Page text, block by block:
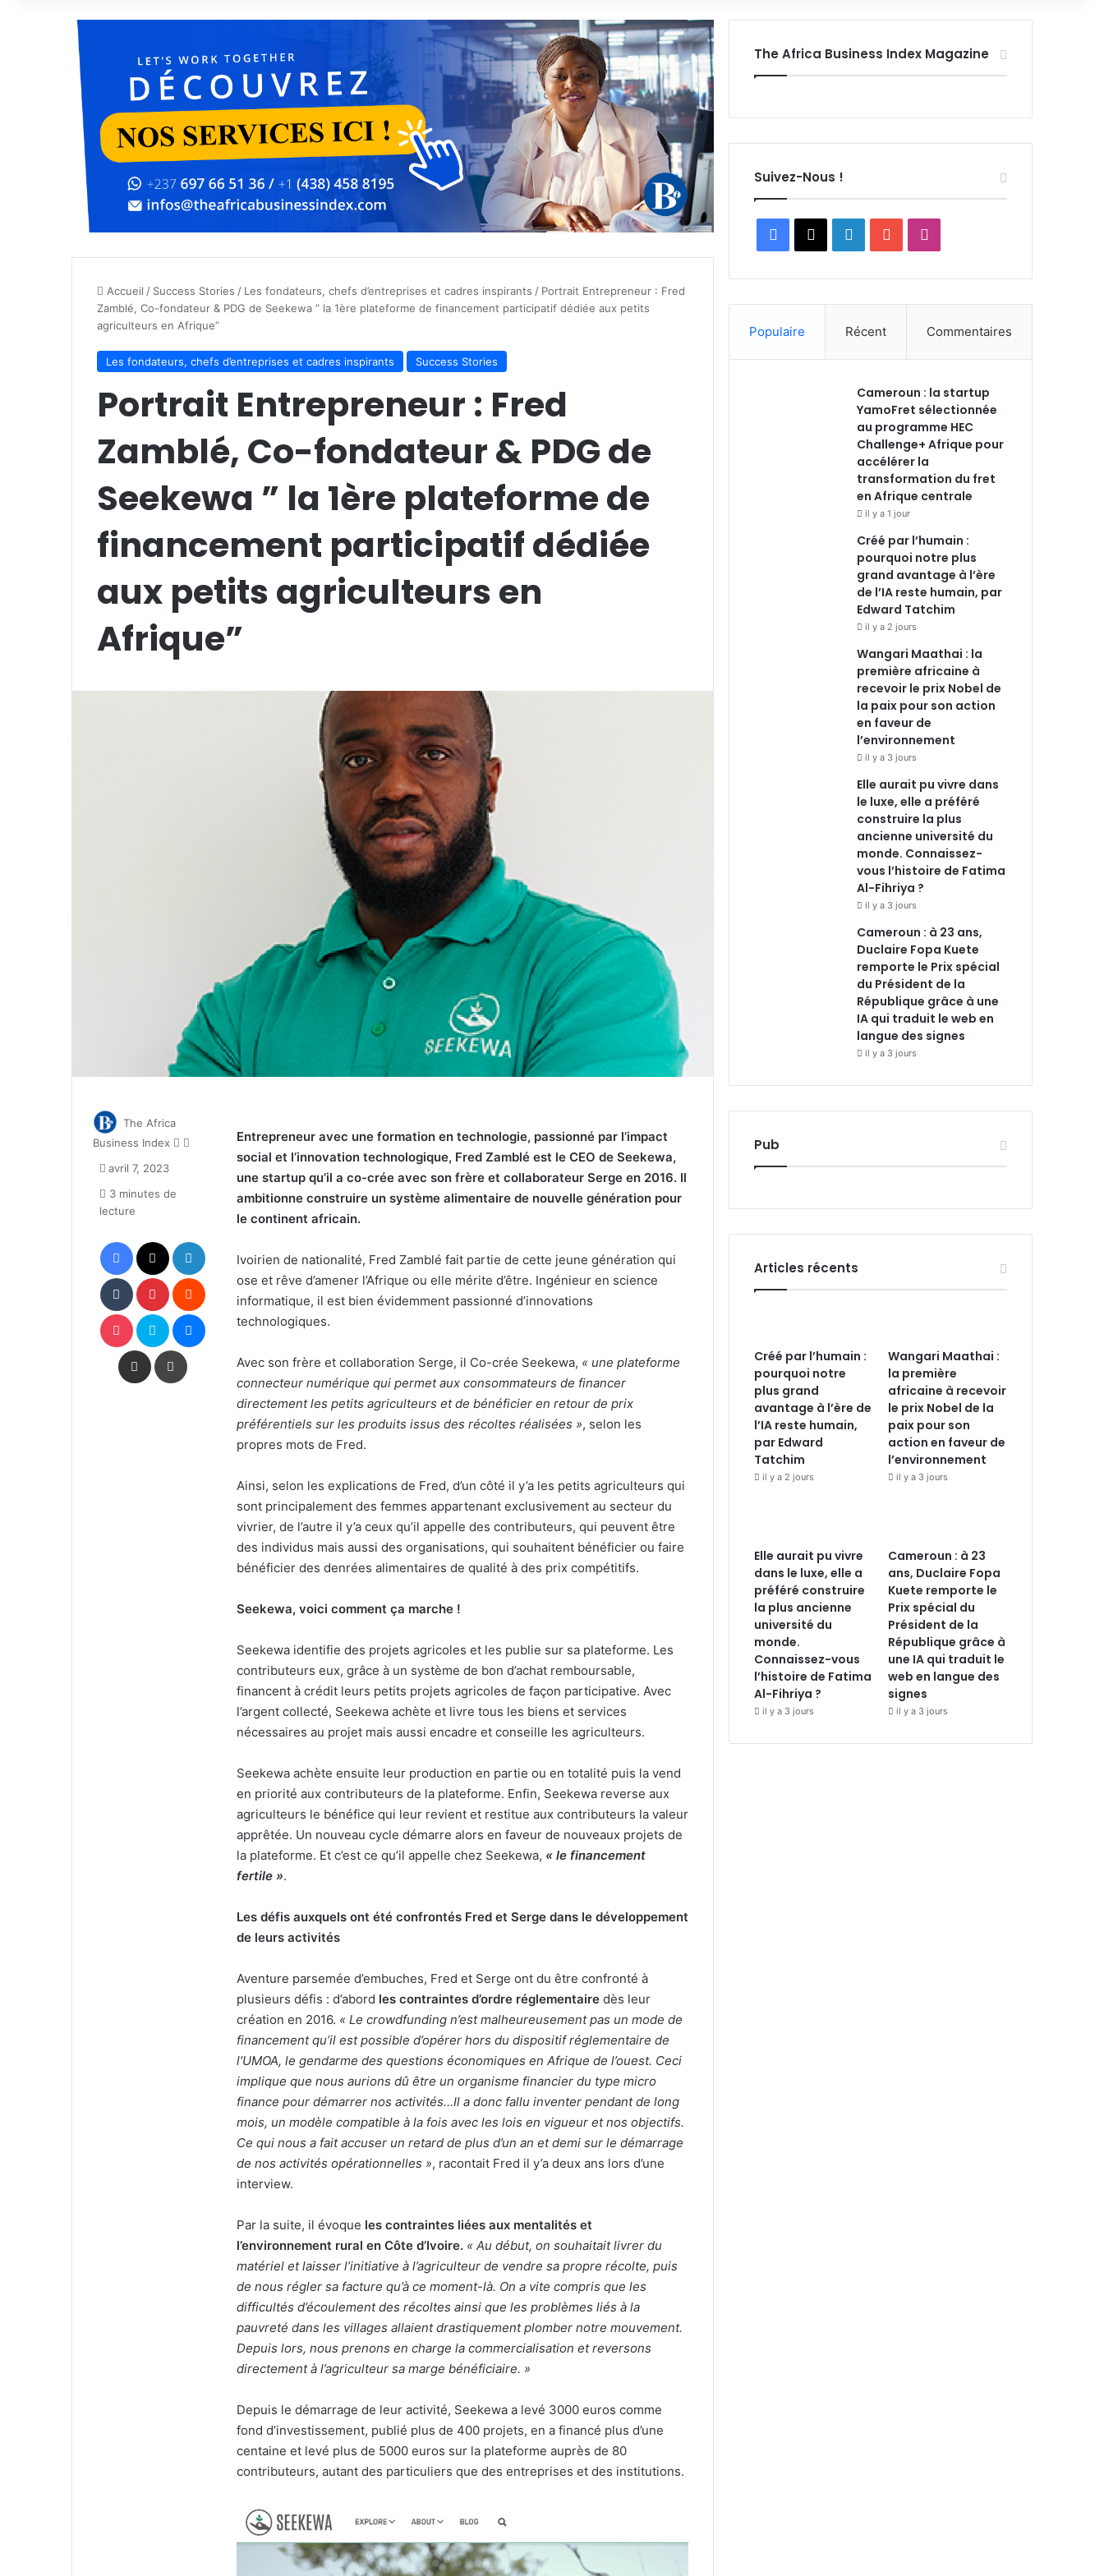
Accueil / Success Stories / Les fondateurs, chefs d’entreprises et cadres inspirants / Portrait Entrepreneur : Fred
Zamblé, Co-fondateur & PDG de Seekewa ” la 1ère plateforme de financement participatif dédiée aux petits
agriculteurs en Afrique”
Les fondateurs, chefs d’entreprises et cadres inspirants Success Stories
Portrait Entrepreneur : Fred
Zamblé, Co-fondateur & PDG de
Seekewa ” la 1ère plateforme de
financement participatif dédiée
aux petits agriculteurs en
Afrique”
Entrepreneur avec une formation en technologie, passionné par l’impact
social et l’innovation technologique, Fred Zamblé est le CEO de Seekewa,
une startup qu’il a co-crée avec son frère et collaborateur Serge en 2016. Il
ambitionne construire un système alimentaire de nouvelle génération pour
le continent africain.
Ivoirien de nationalité, Fred Zamblé fait partie de cette jeune génération qui
ose et rêve d’amener l’Afrique ou elle mérite d’être. Ingénieur en science
informatique, il est bien évidemment passionné d’innovations
technologiques.
Avec son frère et collaboration Serge, il Co-crée Seekewa, « une plateforme
connecteur numérique qui permet aux consommateurs de financer
directement les petits agriculteurs et de bénéficier en retour de prix
préférentiels sur les produits issus des récoltes réalisées », selon les
propres mots de Fred.
Ainsi, selon les explications de Fred, d’un côté il y’a les petits agriculteurs qui
sont principalement des femmes appartenant exclusivement au secteur du
vivrier, de l’autre il y’a ceux qu’il appelle des contributeurs, qui peuvent être
des individus mais aussi des organisations, qui souhaitent bénéficier ou faire
bénéficier des denrées alimentaires de qualité à des prix compétitifs.
Seekewa, voici comment ça marche !
Seekewa identifie des projets agricoles et les publie sur sa plateforme. Les
contributeurs eux, grâce à un système de bon d’achat remboursable,
financent à crédit leurs petits projets agricoles de façon participative. Avec
l’argent collecté, Seekewa achète et livre tous les biens et services
nécessaires au projet mais aussi encadre et conseille les agriculteurs.
Seekewa achète ensuite leur production en partie ou en totalité puis la vend
en priorité aux contributeurs de la plateforme. Enfin, Seekewa reverse aux
agriculteurs le bénéfice qui leur revient et restitue aux contributeurs la valeur
apprêtée. Un nouveau cycle démarre alors en faveur de nouveaux projets de
la plateforme. Et c’est ce qu’il appelle chez Seekewa, « le financement
fertile ».
Les défis auxquels ont été confrontés Fred et Serge dans le développement
de leurs activités
Aventure parsemée d’embuches, Fred et Serge ont du être confronté à
plusieurs défis : d’abord les contraintes d’ordre réglementaire dès leur
création en 2016. « Le crowdfunding n’est malheureusement pas un mode de
financement qu’il est possible d’opérer hors du dispositif réglementaire de
l’UMOA, le gendarme des questions économiques en Afrique de l’ouest. Ceci
implique que nous aurions dû être un organisme financier du type micro
finance pour démarrer nos activités…Il a donc fallu inventer pendant de long
mois, un modèle compatible à la fois avec les lois en vigueur et nos objectifs.
Ce qui nous a fait accuser un retard de plus d’un an et demi sur le démarrage
de nos activités opérationnelles », racontait Fred il y’a deux ans lors d’une
interview.
Par la suite, il évoque les contraintes liées aux mentalités et
l’environnement rural en Côte d’Ivoire. « Au début, on souhaitait livrer du
matériel et laisser l’initiative à l’agriculteur de vendre sa propre récolte, puis
de nous régler sa facture qu’à ce moment-là. On a vite compris que les
difficultés d’écoulement des récoltes ainsi que les problèmes liés à la
pauvreté dans les villages allaient drastiquement plomber notre mouvement.
Depuis lors, nous prenons en charge la commercialisation et reversons
directement à l’agriculteur sa marge bénéficiaire. »
Depuis le démarrage de leur activité, Seekewa a levé 3000 euros comme
fond d’investissement, publié plus de 400 projets, en a financé plus d’une
centaine et levé plus de 5000 euros sur la plateforme auprès de 80
contributeurs, autant des particuliers que des entreprises et des institutions.
The Africa
Business Index
Follow
avril 7, 2023
3 minutes de
lecture
Facebook
Tumblr PinterestReddit
Pocket Skype Messenger
Partager par email Imprimer
The Africa Business Index Magazine
Suivez-Nous !
Facebook
X LinkedinYouTube
Populaire Récent Commentaires
Cameroun : la startup
YamoFret sélectionnée
au programme HEC
Challenge+ Afrique pour
accélérer la
transformation du fret
en Afrique centrale
il y a 1 jour
Créé par l’humain :
pourquoi notre plus
grand avantage à l’ère
de l’IA reste humain, par
Edward Tatchim
il y a 2 jours
Wangari Maathai : la
première africaine à
recevoir le prix Nobel de
la paix pour son action
en faveur de
l’environnement
il y a 3 jours
Elle aurait pu vivre dans
le luxe, elle a préféré
construire la plus
ancienne université du
monde. Connaissez-
vous l’histoire de Fatima
Al-Fihriya ?
il y a 3 jours
Cameroun : à 23 ans,
Duclaire Fopa Kuete
remporte le Prix spécial
du Président de la
République grâce à une
IA qui traduit le web en
langue des signes
il y a 3 jours
Pub
Articles récents
Créé par l’humain :
pourquoi notre
plus grand
avantage à l’ère de
l’IA reste humain,
par Edward
Tatchim
il y a 2 jours
Wangari Maathai :
la première
africaine à recevoir
le prix Nobel de la
paix pour son
action en faveur de
l’environnement
il y a 3 jours
Elle aurait pu vivre
dans le luxe, elle a
préféré construire
la plus ancienne
université du
monde.
Connaissez-vous
l’histoire de Fatima
Al-Fihriya ?
il y a 3 jours
Cameroun : à 23
ans, Duclaire Fopa
Kuete remporte le
Prix spécial du
Président de la
République grâce à
une IA qui traduit le
web en langue des
signes
il y a 3 jours